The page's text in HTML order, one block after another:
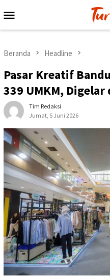
ke
Mobile
Beranda Headline
Pasar Kreatif
339 UMKM, Digelar
Tim Redaksi
Jumat, 5 Juni 2026